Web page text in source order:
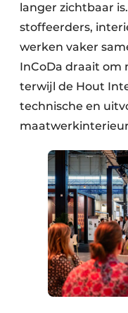
langer zichtbaar
stoffeerders,
werken vaker
InCoDa draait om
terwijl de Hout
technische en